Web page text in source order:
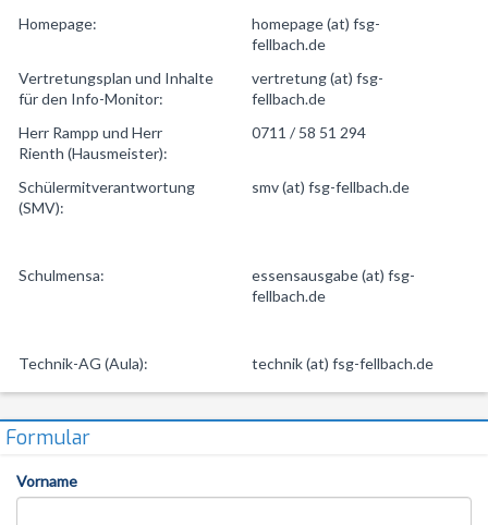
Homepage:
homepage (at) fsg-
fellbach.de
Vertretungsplan und Inhalte
für den Info-Monitor:
vertretung (at) fsg-
fellbach.de
Herr Rampp und Herr
Rienth (Hausmeister):
0711 / 58 51 294
Schülermitverantwortung
(SMV):
smv (at) fsg-fellbach.de
Schulmensa:
essensausgabe (at) fsg-
fellbach.de
Technik-AG (Aula): technik (at) fsg-fellbach.de
Formular
Vorname